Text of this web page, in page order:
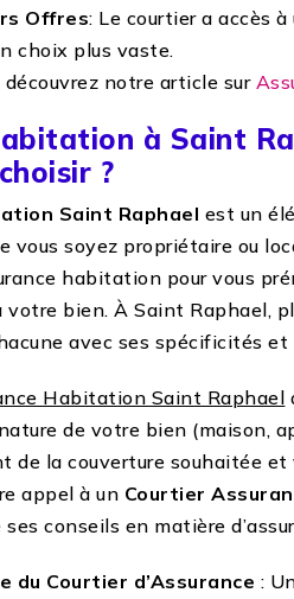
Offres: Le courtier a accès à
choix plus vaste.
découvrez notre article sur
à Saint
?
Saint Raphael est un
vous soyez propriétaire ou
habitation pour vous
bien. À Saint Raphael,
avec ses spécificités et
Habitation Saint Raphael
de votre bien (maison,
de la couverture souhaitée
appel à un Courtier
conseils en matière
du Courtier d’Assurance :